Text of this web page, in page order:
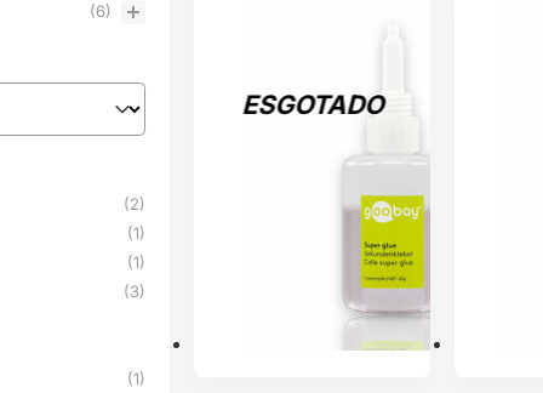
ESGOTADO
(6)
(2)
(1)
(1)
(3)
(1)